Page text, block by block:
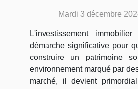
Mardi 3 décembre
L'investissement
démarche significative pour
construire un patrimoine
environnement marqué par
marché, il devient